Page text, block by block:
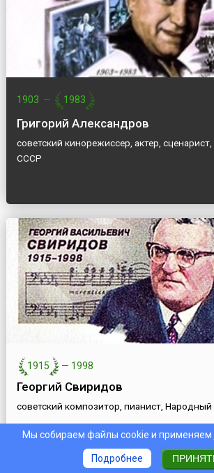
1903 — 1983
Григорий Александров
советский кинорежиссер, актер,
СССР
1915 — 1998
Георгий Свиридов
советский композитор, пианист,
Мы собираем файлы cookie и применяем
Подробнее